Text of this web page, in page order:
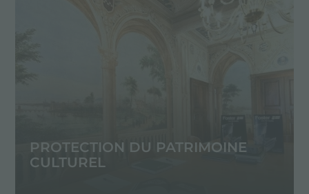
PROTECTION DU PATRIMOINE
CULTUREL